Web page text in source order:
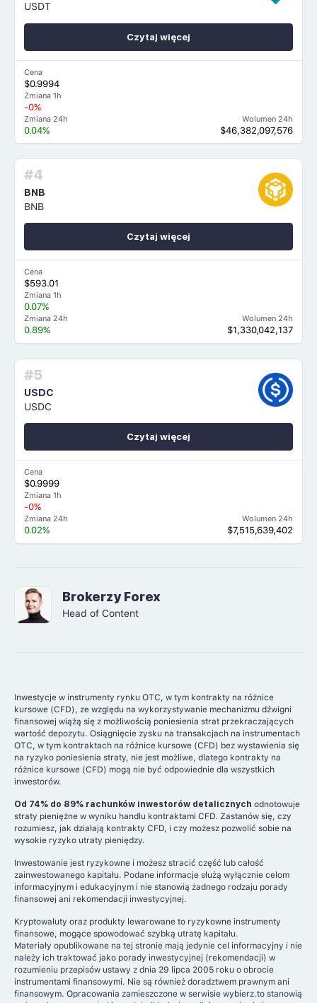
USDT
Cena
$0.9994
Zmiana 1h
-0%
Zmiana 24h
0.04%
Wolumen 24h
$46,382,097,576
Czytaj więcej
#4
BNB
BNB
Cena
$593.01
Zmiana 1h
0.07%
Zmiana 24h
0.89%
Wolumen 24h
$1,330,042,137
Czytaj więcej
#5
USDC
USDC
Cena
$0.9999
Zmiana 1h
-0%
Zmiana 24h
0.02%
Wolumen 24h
$7,515,639,402
Czytaj więcej
Brokerzy Forex
Head of Content
Inwestycje w instrumenty rynku OTC, w tym kontrakty na różnice
kursowe (CFD), ze względu na wykorzystywanie mechanizmu dźwigni
finansowej wiążą się z możliwością poniesienia strat przekraczających
wartość depozytu. Osiągnięcie zysku na transakcjach na instrumentach
OTC, w tym kontraktach na różnice kursowe (CFD) bez wystawienia się
na ryzyko poniesienia straty, nie jest możliwe, dlatego kontrakty na
różnice kursowe (CFD) mogą nie być odpowiednie dla wszystkich
inwestorów.
Od 74% do 89% rachunków inwestorów detalicznych odnotowuje
straty pieniężne w wyniku handlu kontraktami CFD. Zastanów się, czy
rozumiesz, jak działają kontrakty CFD, i czy możesz pozwolić sobie na
wysokie ryzyko utraty pieniędzy.
Inwestowanie jest ryzykowne i możesz stracić część lub całość
zainwestowanego kapitału. Podane informacje służą wyłącznie celom
informacyjnym i edukacyjnym i nie stanowią żadnego rodzaju porady
finansowej ani rekomendacji inwestycyjnej.
Kryptowaluty oraz produkty lewarowane to ryzykowne instrumenty
finansowe, mogące spowodować szybką utratę kapitału.
Materiały opublikowane na tej stronie mają jedynie cel informacyjny i nie
należy ich traktować jako porady inwestycyjnej (rekomendacji) w
rozumieniu przepisów ustawy z dnia 29 lipca 2005 roku o obrocie
instrumentami finansowymi. Nie są również doradztwem prawnym ani
finansowym. Opracowania zamieszczone w serwisie wybierz.to stanowią